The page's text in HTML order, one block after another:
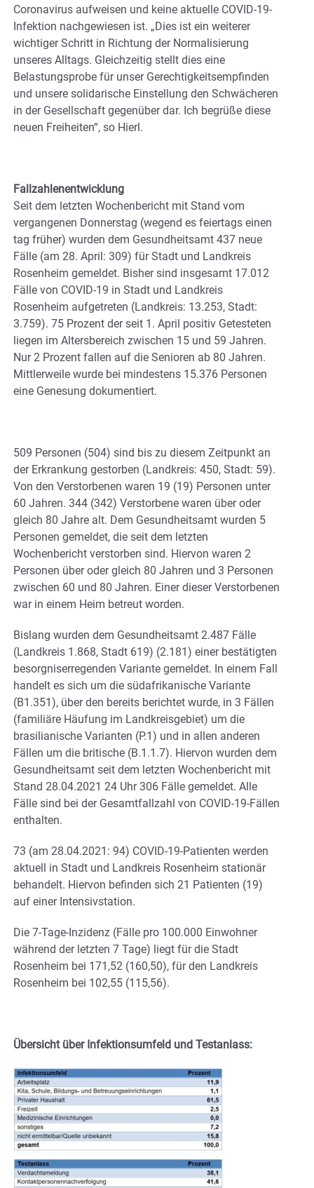
Coronavirus aufweisen und keine aktuelle COVID-19-
Infektion nachgewiesen ist. „Dies ist ein weiterer
wichtiger Schritt in Richtung der Normalisierung
unseres Alltags. Gleichzeitig stellt dies eine
Belastungsprobe für unser Gerechtigkeitsempfinden
und unsere solidarische Einstellung den Schwächeren
in der Gesellschaft gegenüber dar. Ich begrüße diese
neuen Freiheiten“, so Hierl.
Fallzahlenentwicklung
Seit dem letzten Wochenbericht mit Stand vom
vergangenen Donnerstag (wegend es feiertags einen
tag früher) wurden dem Gesundheitsamt 437 neue
Fälle (am 28. April: 309) für Stadt und Landkreis
Rosenheim gemeldet. Bisher sind insgesamt 17.012
Fälle von COVID-19 in Stadt und Landkreis
Rosenheim aufgetreten (Landkreis: 13.253, Stadt:
3.759). 75 Prozent der seit 1. April positiv Getesteten
liegen im Altersbereich zwischen 15 und 59 Jahren.
Nur 2 Prozent fallen auf die Senioren ab 80 Jahren.
Mittlerweile wurde bei mindestens 15.376 Personen
eine Genesung dokumentiert.
509 Personen (504) sind bis zu diesem Zeitpunkt an
der Erkrankung gestorben (Landkreis: 450, Stadt: 59).
Von den Verstorbenen waren 19 (19) Personen unter
60 Jahren. 344 (342) Verstorbene waren über oder
gleich 80 Jahre alt. Dem Gesundheitsamt wurden 5
Personen gemeldet, die seit dem letzten
Wochenbericht verstorben sind. Hiervon waren 2
Personen über oder gleich 80 Jahren und 3 Personen
zwischen 60 und 80 Jahren. Einer dieser Verstorbenen
war in einem Heim betreut worden.
Bislang wurden dem Gesundheitsamt 2.487 Fälle
(Landkreis 1.868, Stadt 619) (2.181) einer bestätigten
besorgniserregenden Variante gemeldet. In einem Fall
handelt es sich um die südafrikanische Variante
(B1.351), über den bereits berichtet wurde, in 3 Fällen
(familiäre Häufung im Landkreisgebiet) um die
brasilianische Varianten (P.1) und in allen anderen
Fällen um die britische (B.1.1.7). Hiervon wurden dem
Gesundheitsamt seit dem letzten Wochenbericht mit
Stand 28.04.2021 24 Uhr 306 Fälle gemeldet. Alle
Fälle sind bei der Gesamtfallzahl von COVID-19-Fällen
enthalten.
73 (am 28.04.2021: 94) COVID-19-Patienten werden
aktuell in Stadt und Landkreis Rosenheim stationär
behandelt. Hiervon befinden sich 21 Patienten (19)
auf einer Intensivstation.
Die 7-Tage-Inzidenz (Fälle pro 100.000 Einwohner
während der letzten 7 Tage) liegt für die Stadt
Rosenheim bei 171,52 (160,50), für den Landkreis
Rosenheim bei 102,55 (115,56).
Übersicht über Infektionsumfeld und Testanlass: